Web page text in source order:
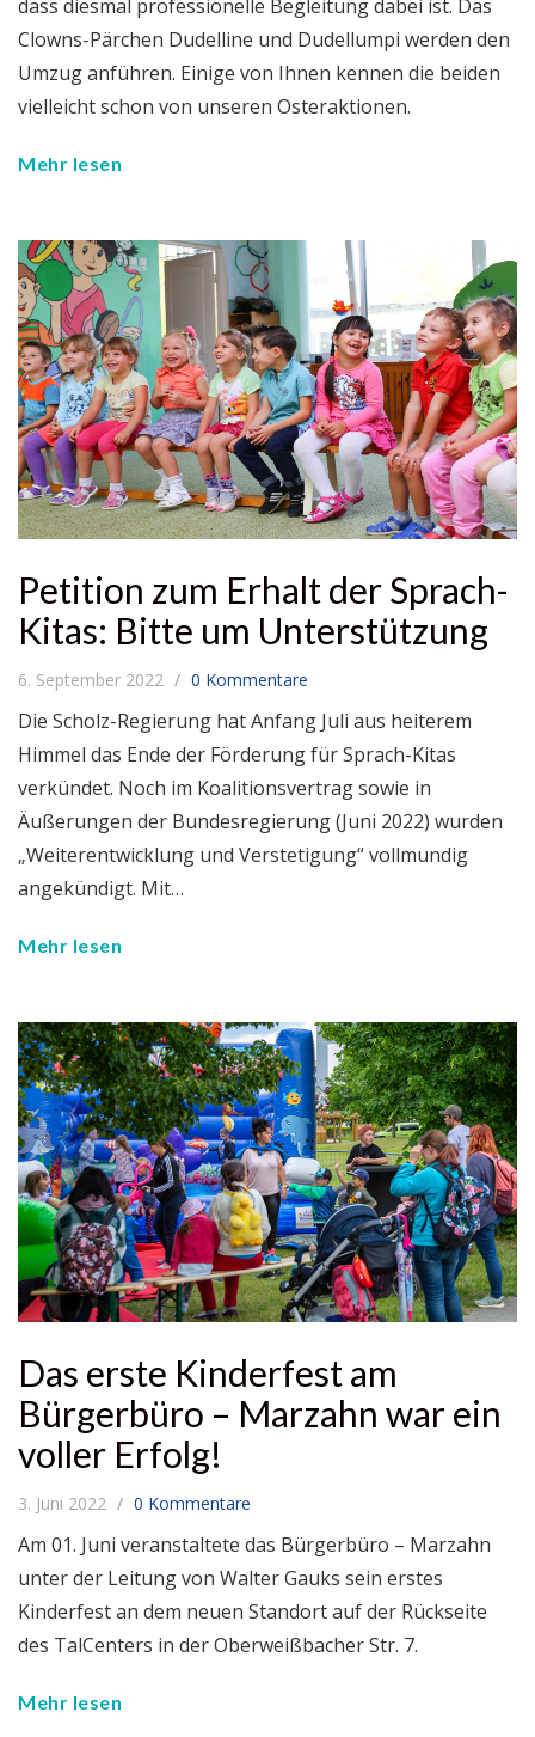
dass diesmal professionelle Begleitung dabei ist. Das
Clowns-Pärchen Dudelline und Dudellumpi werden den
Umzug anführen. Einige von Ihnen kennen die beiden
vielleicht schon von unseren Osteraktionen.
Mehr lesen
Petition zum Erhalt der Sprach-
Kitas: Bitte um Unterstützung
6. September 2022 0 Kommentare
Die Scholz-Regierung hat Anfang Juli aus heiterem
Himmel das Ende der Förderung für Sprach-Kitas
verkündet. Noch im Koalitionsvertrag sowie in
Äußerungen der Bundesregierung (Juni 2022) wurden
„Weiterentwicklung und Verstetigung“ vollmundig
angekündigt. Mit…
Mehr lesen
Das erste Kinderfest am
Bürgerbüro – Marzahn war ein
voller Erfolg!
3. Juni 2022 0 Kommentare
Am 01. Juni veranstaltete das Bürgerbüro – Marzahn
unter der Leitung von Walter Gauks sein erstes
Kinderfest an dem neuen Standort auf der Rückseite
des TalCenters in der Oberweißbacher Str. 7.
Mehr lesen